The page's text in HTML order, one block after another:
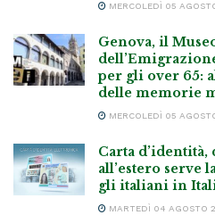
MERCOLEDÌ 05
Genova, il
per gli over 65:
delle memorie
MERCOLEDÌ 05
Carta
all’estero serve
gli italiani in
MARTEDÌ 04 AGOSTO